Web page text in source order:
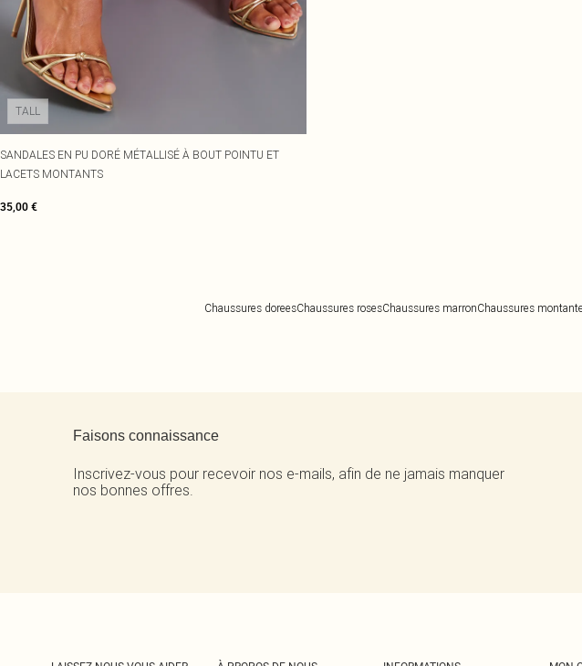
TALL
SANDALES EN PU DORÉ MÉTALLISÉ À BOUT POINTU ET
LACETS MONTANTS
35,00 €
Chaussures doreesChaussures rosesChaussures marronChaussures
Faisons connaissance
Inscrivez-vous pour recevoir nos e-mails, afin de ne jamais manquer
nos bonnes offres.